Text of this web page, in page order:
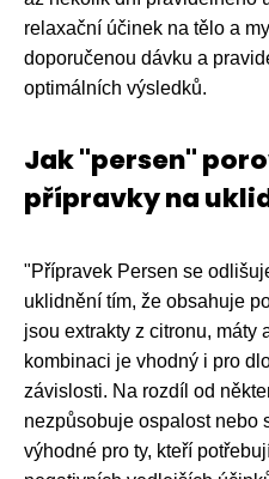
relaxační účinek na tělo a
doporučenou dávku a
optimálních výsledků.
Jak "persen"
přípravky na
"Přípravek Persen se
uklidnění tím, že obsahuje
jsou extrakty z citronu, máty
kombinaci je vhodný i pro
závislosti. Na rozdíl od
nezpůsobuje ospalost nebo
výhodné pro ty, kteří